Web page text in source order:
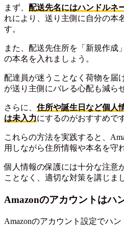
まず、 配送先名にはハンドルネ
れにより、送り主側に自分の本
す。
また、配送先住所を「新規作成
の本名を入れましょう。
配達員が迷うことなく荷物を届
が送り主側にバレる心配も減ら
さらに、 住所や誕生日など個人
は未入力にするのがおすすめで
これらの方法を実践すると、
用しながら住所情報や本名を守
個人情報の保護には十分な注意
ことなく、適切な対策を講じま
Amazonのアカウントはハ
Amazonのアカウント設定でハン